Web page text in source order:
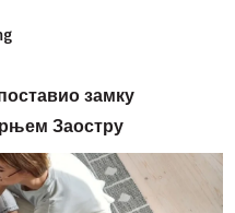
замку
Заостру